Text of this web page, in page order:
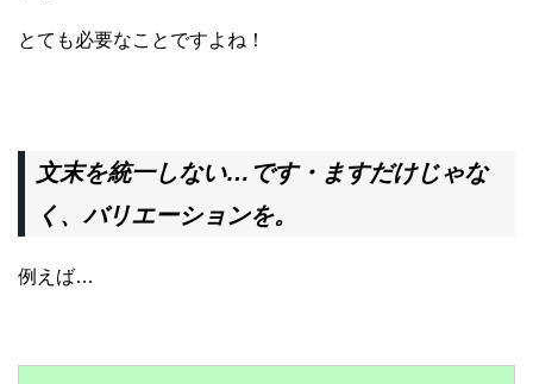
とても必要なことですよね！
文末を統一しない…です・ますだけじゃな
く、バリエーションを。
例えば…